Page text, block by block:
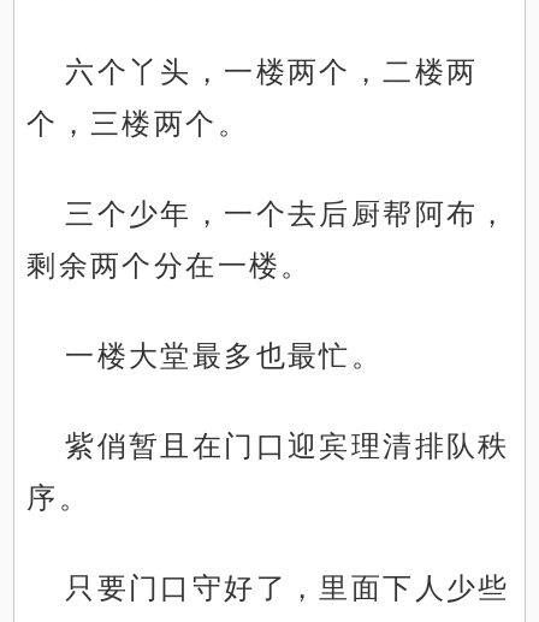
六个丫头，一楼两个，二楼两
个，三楼两个。
三个少年，一个去后厨帮阿布，
剩余两个分在一楼。
一楼大堂最多也最忙。
紫俏暂且在门口迎宾理清排队秩
序。
只要门口守好了，里面下人少些